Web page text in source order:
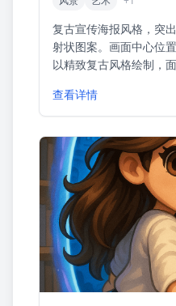
复古宣传海报风格，突
射状图案。画面中心位
以精致复古风格绘制，
强调‘惊爆价9.9/...
查看详情